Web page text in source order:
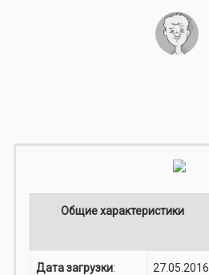
Общие характеристики
Дата загрузки: 27.05.2016